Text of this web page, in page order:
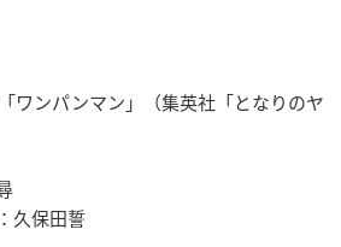
ワンパンマン」（集英社「となりのヤ
久保田誓